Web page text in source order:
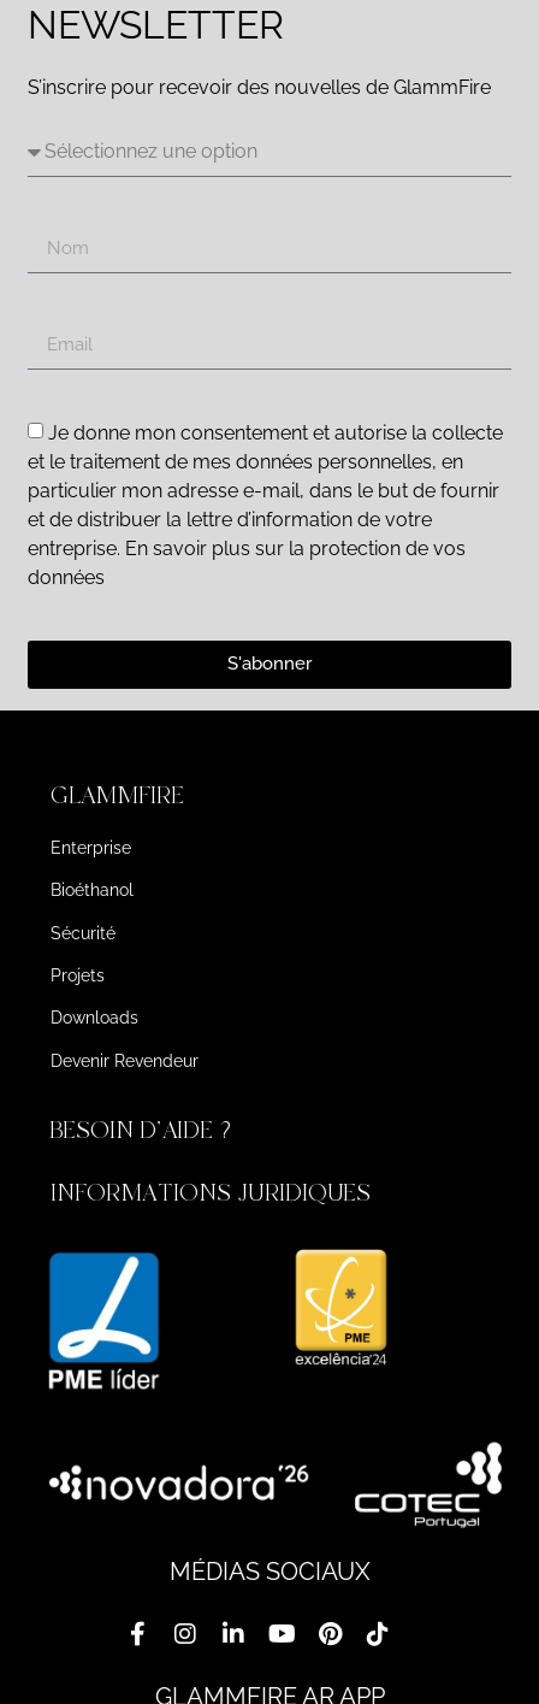
NEWSLETTER
S’inscrire pour recevoir des nouvelles de GlammFire
Je donne mon consentement et autorise la collecte
et le traitement de mes données personnelles, en
particulier mon adresse e-mail, dans le but de fournir
et de distribuer la lettre d’information de votre
entreprise. En savoir plus sur la protection de vos
données
S'abonner
GLAMMFIRE
Enterprise
Bioéthanol
Sécurité
Projets
Downloads
Devenir Revendeur
BESOIN D'AIDE ?
INFORMATIONS JURIDIQUES
MÉDIAS SOCIAUX
GLAMMFIRE AR APP